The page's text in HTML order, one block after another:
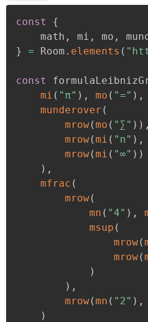
const
{
	math
, mi , mo ,
}
= Room . elements (
const
mi ( "π" ) , mo ( "=" ) ,
munderover (
mrow(mo ( "∑" ) ) ,
mrow(mi ( "n" ) ,
mrow(mi ( "∞" ) )
) ,
mfrac (
mrow(
mn ( "4" ) ,
msup (
mrow(
mrow(
)
) ,
mrow(mn ( "2" ) ,
)